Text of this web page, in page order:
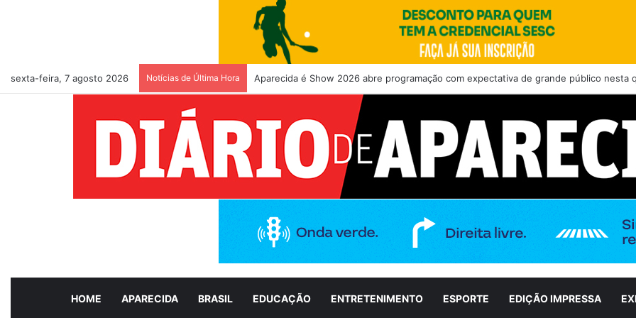
sexta-feira, 7 agosto 2026 Notícias de Última Hora Aparecida é Show 2026 abre programação com expectativa de grande público nesta
HOME APARECIDA BRASIL EDUCAÇÃO ENTRETENIMENTO ESPORTE EDIÇÃO IMPRESSA